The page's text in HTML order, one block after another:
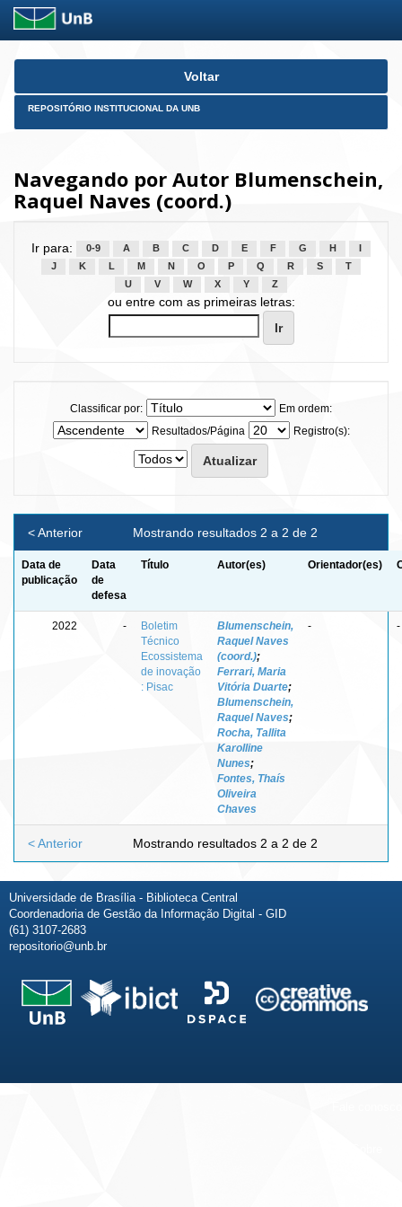
Skip
Voltar
REPOSITÓRIO INSTITUCIONAL DA UNB
Navegando por Autor Blumenschein,
Raquel Naves (coord.)
Ir para: 0-9 A B C D E F G H
J
K L M N O P Q R S
T
U
V W X Y Z
ou entre com as primeiras letras:
Classificar por:
Em ordem:
Resultados/Página
Registro(s):
Mostrando resultados 2 a 2 de 2
< Anterior
Data de
publicação
Data
de
defesa
Título Autor(es) Orientador(es)
2022 -
Boletim
Técnico
Ecossistema
de inovação
: Pisac
Blumenschein,
Raquel Naves
(coord.);
Ferrari, Maria
Vitória Duarte;
Blumenschein,
Raquel Naves;
Rocha, Tallita
Karolline
Nunes;
Fontes, Thaís
Oliveira
Chaves
- -
Mostrando resultados 2 a 2 de 2
< Anterior
Universidade de Brasília - Biblioteca Central
Coordenadoria de Gestão da Informação Digital - GID
(61) 3107-2683
repositorio@unb.br